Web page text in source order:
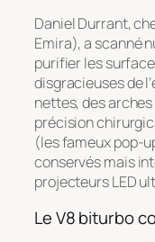
Daniel Durrant,
Emira), a scanné
purifier les
disgracieuses de
nettes, des
précision
(les fameuxpop-
conservés mais
projecteurs LED
Le V8 biturbo